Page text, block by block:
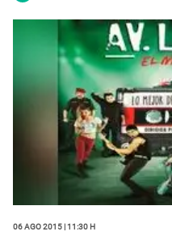
06 Ago 2015 | 11:30 h